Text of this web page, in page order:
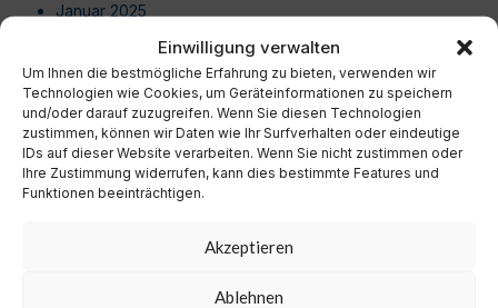
Einwilligung verwalten
Um Ihnen die bestmögliche Erfahrung zu bieten, verwenden wir
Technologien wie Cookies, um Geräteinformationen zu speichern
und/oder darauf zuzugreifen. Wenn Sie diesen Technologien
zustimmen, können wir Daten wie Ihr Surfverhalten oder eindeutige
IDs auf dieser Website verarbeiten. Wenn Sie nicht zustimmen oder
Ihre Zustimmung widerrufen, kann dies bestimmte Features und
Funktionen beeinträchtigen.
Akzeptieren
Ablehnen
Januar 2025
Oktober 2024
September 2024
August 2024
Juli 2024
Juni 2024